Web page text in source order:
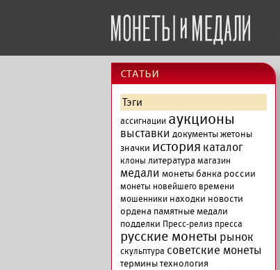
cтатьи
Тэги
ассигнации аукционы
выставки документыжетоны
значки история каталог
клоны литературамагазин
медали монеты банка россии
монеты новейшего времени
мошенники находки новости
ордена памятные медали
подделки Пресс-релиз пресса
русские монеты рынок
скульптура советские монеты
терминытехнология